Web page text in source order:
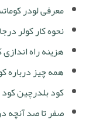
معرفی لودر
نحوه کار کولر
هزینه راه
همه چیز درباره
کود بلدرچین
صفر تا صد آنچه